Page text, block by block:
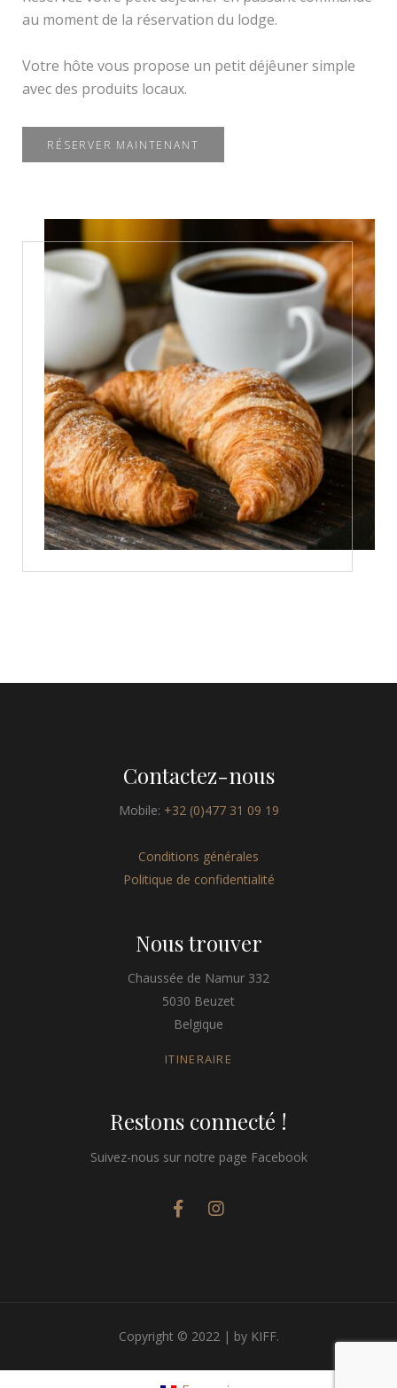
au moment de la réservation du lodge.
Votre hôte vous propose un petit déjêuner simple
avec des produits locaux.
RÉSERVER MAINTENANT
Contactez-nous
Mobile: +32 (0)477 31 09 19
Conditions générales
Politique de confidentialité
Nous trouver
Chaussée de Namur 332
5030 Beuzet
Belgique
ITINERAIRE
Restons connecté !
Suivez-nous sur notre page Facebook
Copyright © 2022 | by KIFF.